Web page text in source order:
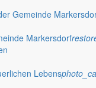
Gemeinde
Markersdorf
Lebens